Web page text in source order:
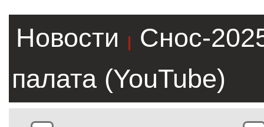
Новости |
Снос-
палата (YouTube)